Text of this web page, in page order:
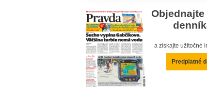
a získajte užitočné
Predplatné